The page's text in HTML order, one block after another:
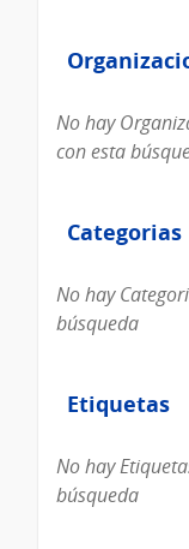
No hay
con esta
Categorias
Categorias
No hay
búsqueda
Etiquetas
Etiquetas
No hay
búsqueda